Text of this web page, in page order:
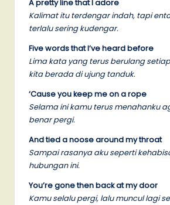
A pretty line that I adore
Kalimat itu terdengar indah, tapi
terlalu sering kudengar.
Five words that I’ve heard before
Lima kata yang terus berulang
kita berada di ujung tanduk.
‘Cause you keep me on a rope
Selama ini kamu terus menahanku
benar pergi.
And tied a noose around my throat
Sampai rasanya aku seperti
hubungan ini.
You’re gone then back at my door
Kamu selalu pergi, lalu muncul lagi